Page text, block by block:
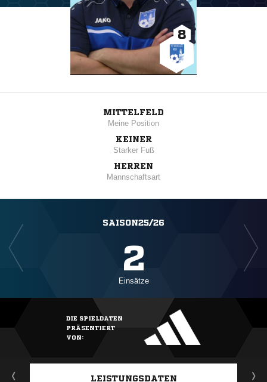
8
MITTELFELD
Meine Position
KEINER
Starker Fuß
HERREN
Mannschaftsart
SAISON25/26
2
Einsätze
DIE SPIELDATEN
PRÄSENTIERT
VON:
LEISTUNGSDATEN